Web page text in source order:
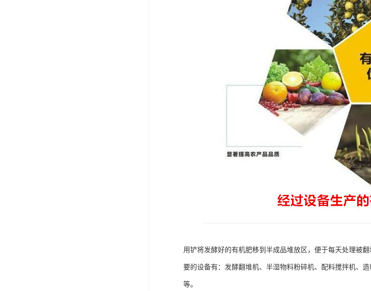
用铲将发酵好的有机肥移到半成品堆放区，便于每天处理被翻
要的设备有：发酵翻堆机、半湿物料粉碎机、配料搅拌机、
等。